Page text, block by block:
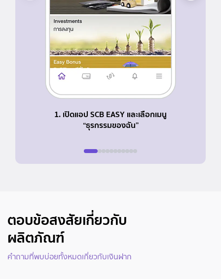
1. เปิดแอป SCB EASY และเลือกเมนู
“ธุรกรรมของฉัน”
ตอบข้อสงสัยเกี่ยวกับ
ผลิตภัณฑ์
คำถามที่พบบ่อยทั้งหมดเกี่ยวกับเงินฝาก